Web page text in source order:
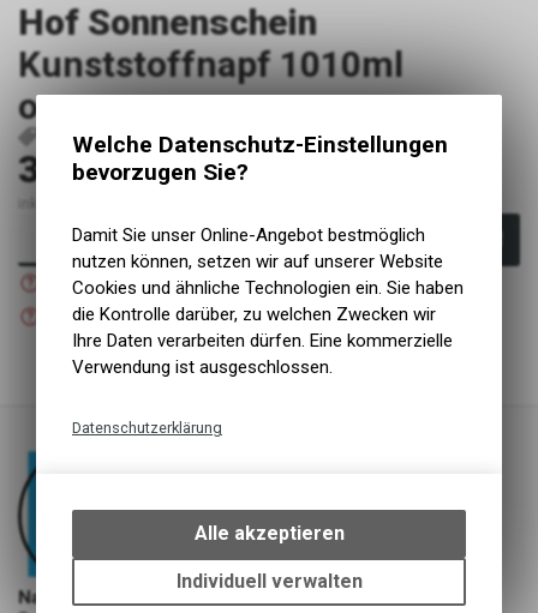
Hof Sonnenschein
Kunststoffnapf 1010ml
orange
P3560 Hof Sonnenschein 1010 orange 4251957381100
36.20CHF
In den Warenkorb
Versand
Nicht verfügbar
Abholung NaturNah GmbH
NaturNah GmbH
Welche Datenschutz-Einstellungen
bevorzugen Sie?
Damit Sie unser Online-Angebot bestmöglich
nutzen können, setzen wir auf unserer Website
Cookies und ähnliche Technologien ein. Sie haben
die Kontrolle darüber, zu welchen Zwecken wir
Ihre Daten verarbeiten dürfen. Eine kommerzielle
Verwendung ist ausgeschlossen.
Datenschutzerklärung
bestimmte Interaktionen und
Einstellungen auf Ihrem Gerät,
um die grundlegenden
Funktionen unseres Online-
Alle akzeptieren
Individuell verwalten